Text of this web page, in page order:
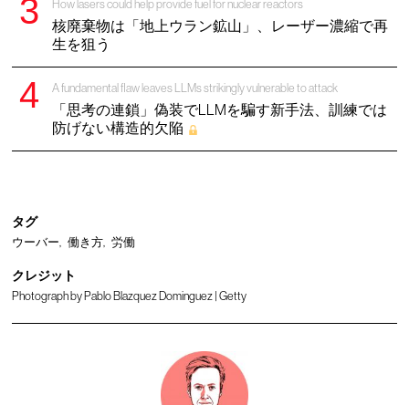
How lasers could help provide fuel for nuclear reactors
核廃棄物は「地上ウラン鉱山」、レーザー濃縮で再
生を狙う
A fundamental flaw leaves LLMs strikingly vulnerable to attack
「思考の連鎖」偽装でLLMを騙す新手法、訓練では
防げない構造的欠陥
タグ
ウーバー 働き方 労働
クレジット
Photograph by Pablo Blazquez Dominguez | Getty